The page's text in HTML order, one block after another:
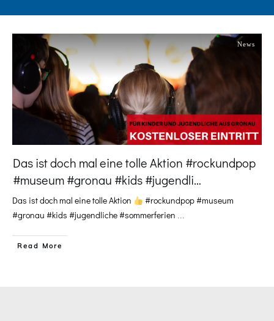
News
Das ist doch mal eine tolle Aktion #rockundpop
#museum #gronau #kids #jugendli…
Das ist doch mal eine tolle Aktion
#rockundpop #museum
#gronau #kids #jugendliche #sommerferien ...
​Read More